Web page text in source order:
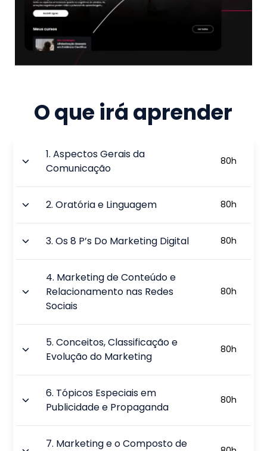
O que irá aprender
1.Aspectos Gerais da
Comunicação
80h
2.Oratória e Linguagem 80h
3.Os 8 P’s Do Marketing Digital 80h
4. Marketing de Conteúdo e
Relacionamento nas Redes
Sociais
80h
5.Conceitos, Classificação e
Evolução do Marketing
80h
6. Tópicos Especiais em
Publicidade e Propaganda
80h
7. Marketing e o Composto de